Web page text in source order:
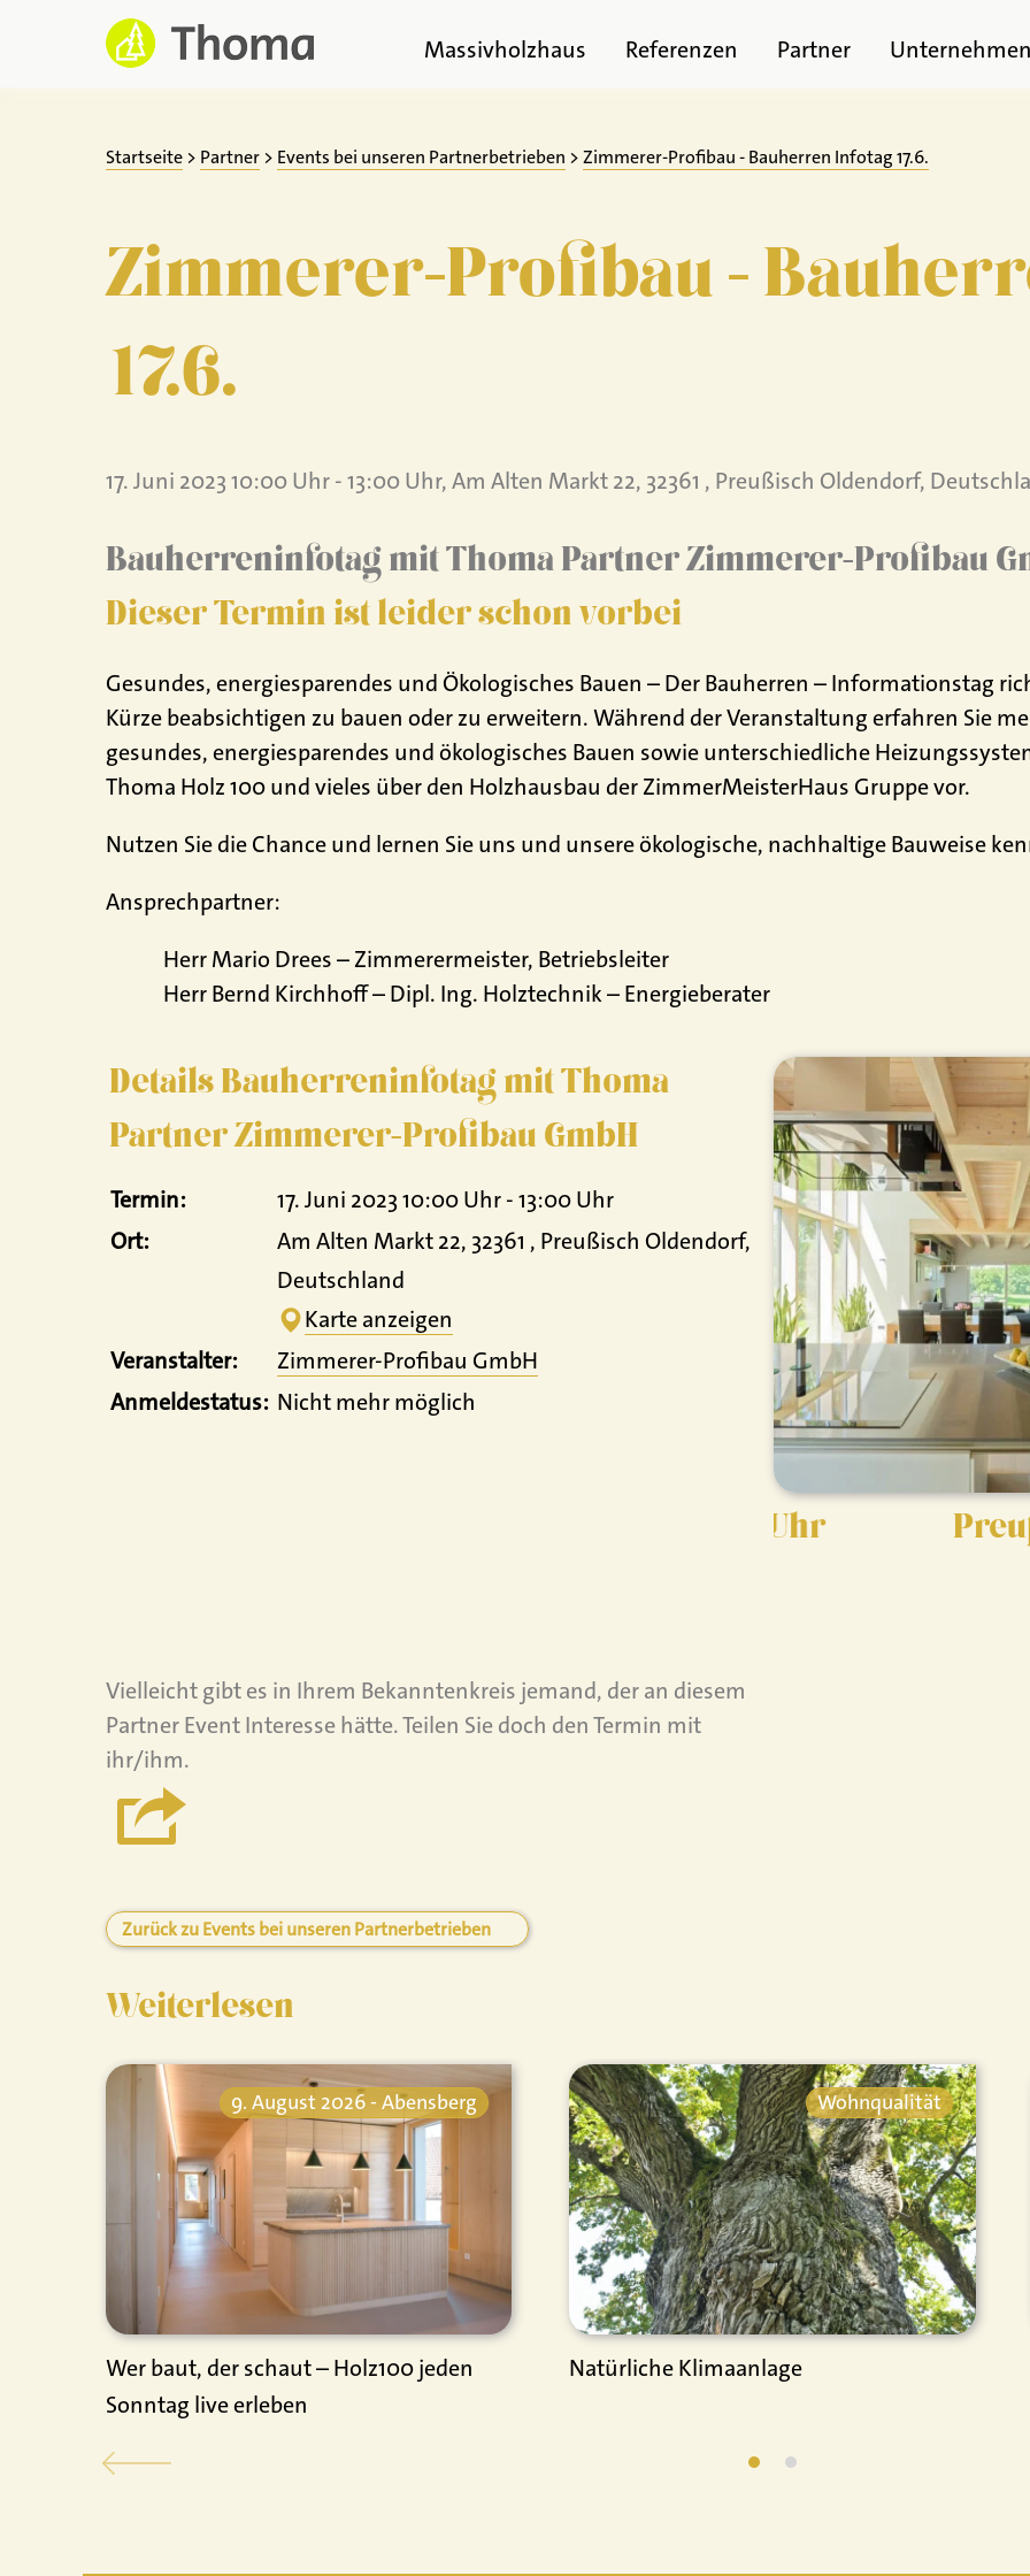
Massivholzhaus Referenzen Partner
Startseite > Partner > Events bei unseren Partnerbetrieben >Zimmerer-Profibau - Bauherren Infotag 17.6.
Zimmerer-Profibau -
17.6.
17. Juni 2023 10:00 Uhr - 13:00 Uhr, Am Alten Markt 22, 32361 , Preußisch Oldendorf,
Bauherreninfotag mit Thoma Partner Zimmerer-Profibau
Dieser Termin ist leider schon vorbei
Gesundes, energiesparendes und Ökologisches Bauen – Der Bauherren – Informationstag
Kürze beabsichtigen zu bauen oder zu erweitern. Während der Veranstaltung erfahren Sie
gesundes, energiesparendes und ökologisches Bauen sowie unterschiedliche
Thoma Holz 100 und vieles über den Holzhausbau der ZimmerMeisterHaus Gruppe vor.
Nutzen Sie die Chance und lernen Sie uns und unsere ökologische, nachhaltige Bauweise
Ansprechpartner:
Herr Mario Drees – Zimmerermeister, Betriebsleiter
Herr Bernd Kirchhoff – Dipl. Ing. Holztechnik – Energieberater
Details Bauherreninfotag mit Thoma
Partner Zimmerer-Profibau GmbH
Termin:
17. Juni 2023 10:00 Uhr - 13:00 Uhr
Ort:
Am Alten Markt 22, 32361 , Preußisch Oldendorf,
Deutschland
Karte anzeigen
Veranstalter:
Zimmerer-Profibau GmbH
Anmeldestatus: Nicht mehr möglich
Preußisch
Vielleicht gibt es in Ihrem Bekanntenkreis jemand, der an diesem
Partner Event Interesse hätte. Teilen Sie doch den Termin mit
ihr/ihm.
Zurück zu Events bei unseren Partnerbetrieben
Weiterlesen
9. August 2026 - Abensberg
Wer baut, der schaut – Holz100 jeden
Sonntag live erleben
Wohnqualität
Natürliche Klimaanlage